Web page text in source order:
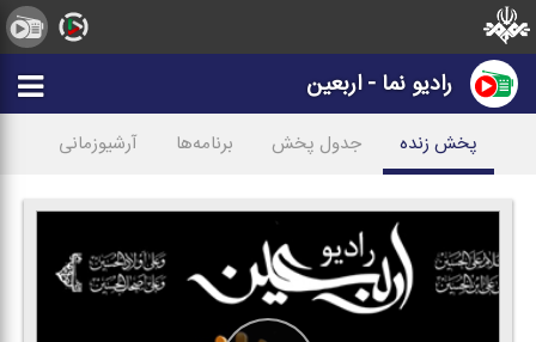
رادیو نما - اربعین
پخش زنده جدول پخش برنامه‌ها آرشیوزمانی